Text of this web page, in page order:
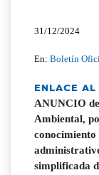
31/12/2024
En:Boletín
ENLACE
ANUNCIO
Ambiental,
simplificada